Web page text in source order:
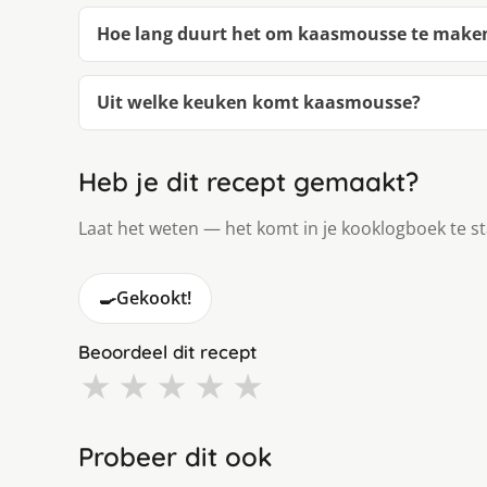
Hoe lang duurt het om kaasmousse te
Uit welke keuken komt kaasmousse?
Heb je dit recept gemaakt?
Laat het weten — het komt in je kooklogboek te
🍳Gekookt!
Beoordeel dit recept
★ ★ ★ ★ ★
Probeer dit ook